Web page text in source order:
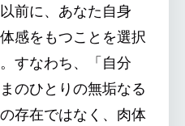
前に、あなた自身
感をもつことを選択
すなわち、「自分
のひとりの無垢なる
存在ではなく、肉体